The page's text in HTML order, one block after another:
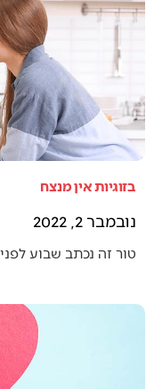
בזוגיות אין מנצח
נובמבר 2, 2022
טור זה נכתב שבוע